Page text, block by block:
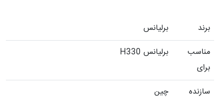
برند
برلیانس
مناسب
برای
برلیانس H330
سازنده
چین